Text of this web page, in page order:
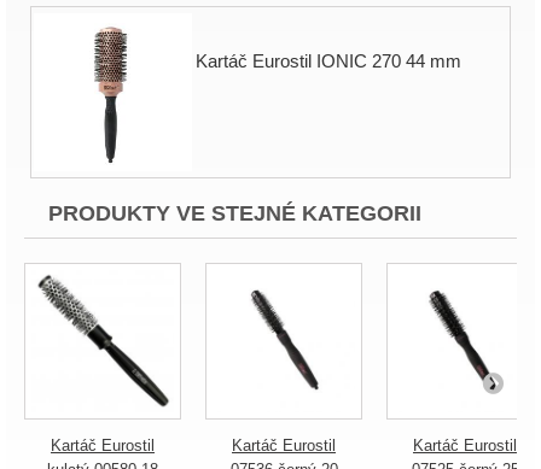
Kartáč Eurostil IONIC 270 44 mm
PRODUKTY VE STEJNÉ KATEGORII
Kartáč Eurostil
Kartáč Eurostil
Kartáč Eurostil